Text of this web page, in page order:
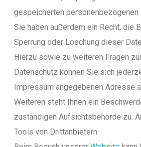
gespeicherten personenbezogenen
Sie haben außerdem ein Recht, die
Sperrung oder Löschung dieser
Hierzu sowie zu weiteren Fragen
Datenschutz können Sie sich
Impressum angegebenen Adresse
Weiteren steht Ihnen ein
zuständigen Aufsichtsbehörde zu.
Tools von Drittanbietern